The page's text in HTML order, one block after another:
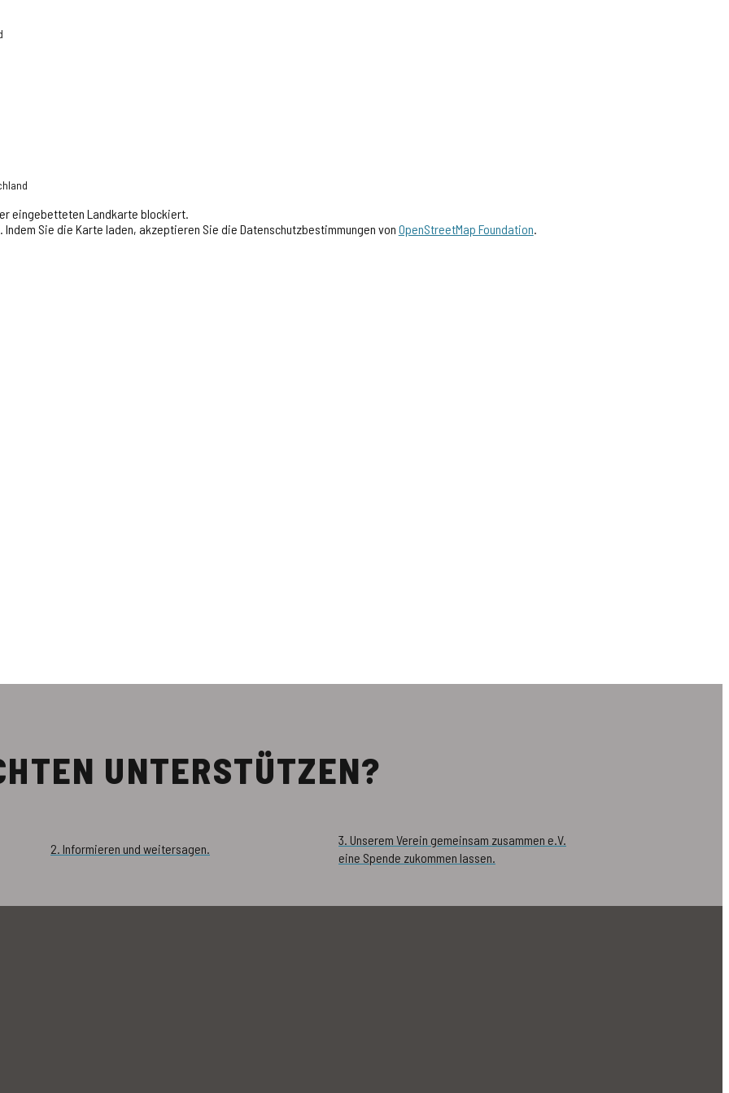
eingebetteten Landkarte blockiert.
Indem Sie die Karte laden, akzeptieren Sie die Datenschutzbestimmungen von OpenStreetMap Foundation
UNTERSTÜTZEN?
2. Informieren und weitersagen.
3. Unserem Verein gemeinsam zusammen e.V.
eine Spende zukommen lassen.